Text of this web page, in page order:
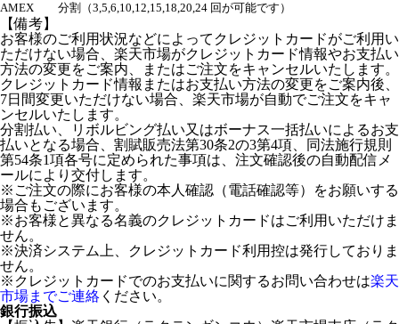
AMEX
分割（3,5,6,10,12,15,18,20,24 回が可能です）
【備考】
お客様のご利用状況などによってクレジットカードがご利用い
ただけない場合、楽天市場がクレジットカード情報やお支払い
方法の変更をご案内、またはご注文をキャンセルいたします。
クレジットカード情報またはお支払い方法の変更をご案内後、
7日間変更いただけない場合、楽天市場が自動でご注文をキャ
ンセルいたします。
分割払い、リボルビング払い又はボーナス一括払いによるお支
払いとなる場合、割賦販売法第30条2の3第4項、同法施行規則
第54条1項各号に定められた事項は、注文確認後の自動配信メ
ールにより交付します。
※ご注文の際にお客様の本人確認（電話確認等）をお願いする
場合もございます。
※お客様と異なる名義のクレジットカードはご利用いただけま
せん。
※決済システム上、クレジットカード利用控は発行しておりま
せん。
※クレジットカードでのお支払いに関するお問い合わせは楽天
市場までご連絡 ください。
銀行振込